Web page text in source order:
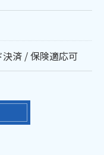
済 / 保険適応可